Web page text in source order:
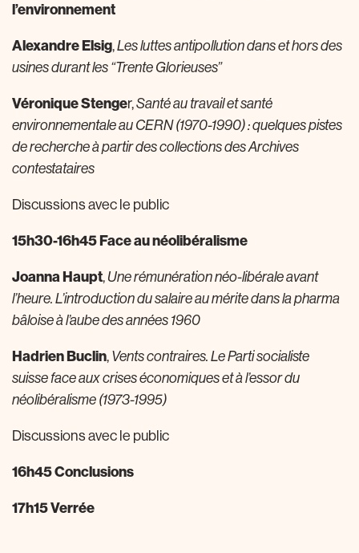
l’environnement
Alexandre Elsig,Les luttes antipollution dans et hors des
usines durant les “Trente Glorieuses”
Véronique Stenger,Santé au travail et santé
environnementale au CERN (1970-1990) : quelques pistes
de recherche à partir des collections des Archives
contestataires
Discussions avec le public
15h30-16h45 Face au néolibéralisme
Joanna Haupt, Une rémunération néo-libérale avant
l’heure. L’introduction du salaire au mérite dans la pharma
bâloise à l’aube des années 1960
Hadrien Buclin, Vents contraires. Le Parti socialiste
suisse face aux crises économiques et à l’essor du
néolibéralisme (1973-1995)
Discussions avec le public
16h45 Conclusions
17h15 Verrée